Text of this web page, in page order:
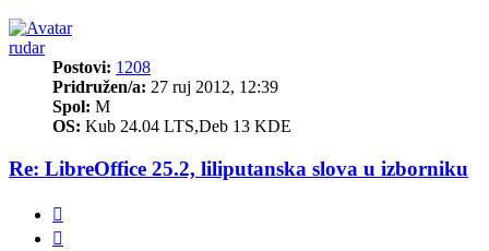
rudar
Postovi: 1208
Pridružen/a: 27 ruj 2012, 12:39
Spol: M
OS: Kub 24.04 LTS,Deb 13 KDE
Re: LibreOffice 25.2, liliputanska slova u izborniku